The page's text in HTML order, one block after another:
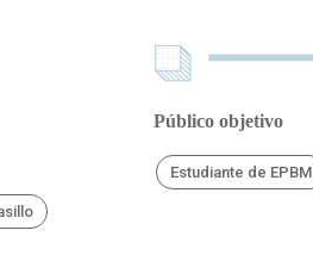
Público objetivo
Estudiante de EPBM